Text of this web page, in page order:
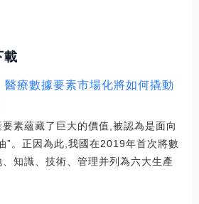
載
醫療數據要素市場化將如何撬動
素蘊藏了巨大的價值,被認為是面向
”。正因為此,我國在2019年首次將數
知識、技術、管理并列為六大生產